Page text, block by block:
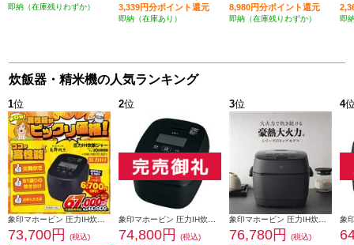
即納（在庫残りわずか）
3,339円分ポイント還元
即納（在庫あり）
8,980円分ポイント還元
即納（在庫残りわずか） 即
炊飯器・精米機の人気ランキング
1位
73,700円
(税込)
2位
74,800円 (税込)
3位
76,780円
(税込)
4